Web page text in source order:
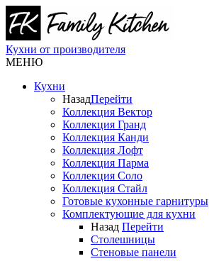
Кухни от производителя
МЕНЮ
Кухни
НазадПерейти
Коллекция Вектор
Коллекция Гранд
Коллекция Канди
Коллекция Лофт
Коллекция Парма
Коллекция Соло
Коллекция Стайл
Готовые кухонные гарнитуры
Комплектующие для кухни
Назад Перейти
Столешницы
Стеновые панели